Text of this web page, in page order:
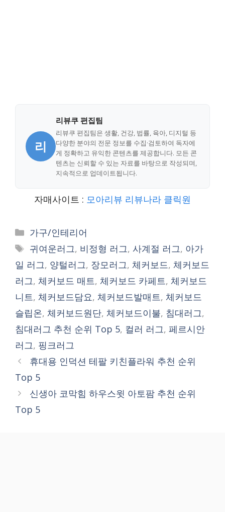
리
리뷰쿠 편집팀
리뷰쿠 편집팀은 생활, 건강, 법률, 육아, 디지털 등
다양한 분야의 전문 정보를 수집·검토하여 독자에
게 정확하고 유익한 콘텐츠를 제공합니다. 모든 콘
텐츠는 신뢰할 수 있는 자료를 바탕으로 작성되며,
지속적으로 업데이트됩니다.
자매사이트 : 모아리뷰 리뷰나라 클릭원
Categories
가구/인테리어
Tags
귀여운러그, 비정형 러그, 사계절 러그, 아가
일 러그, 양털러그, 장모러그, 체커보드, 체커보드
러그, 체커보드 매트, 체커보드 카페트, 체커보드
니트, 체커보드담요, 체커보드발매트, 체커보드
슬립온, 체커보드원단, 체커보드이불, 침대러그,
침대러그 추천 순위 Top 5, 컬러 러그, 페르시안
러그, 핑크러그
휴대용 인덕션 테팔 키친플라워 추천 순위
Top 5
신생아 코막힘 하우스윗 아토팜 추천 순위
Top 5